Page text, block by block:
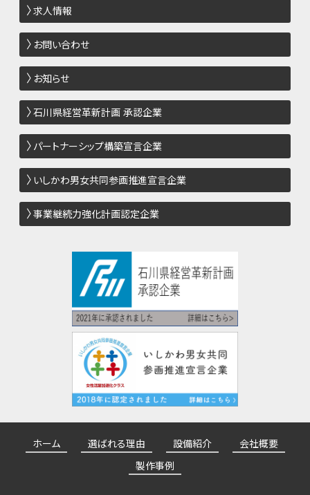
求人情報
お問い合わせ
お知らせ
石川県経営革新計画 承認企業
パートナーシップ構築宣言企業
いしかわ男女共同参画推進宣言企業
事業継続力強化計画認定企業
ホーム 選ばれる理由 設備紹介
会社概要
製作事例